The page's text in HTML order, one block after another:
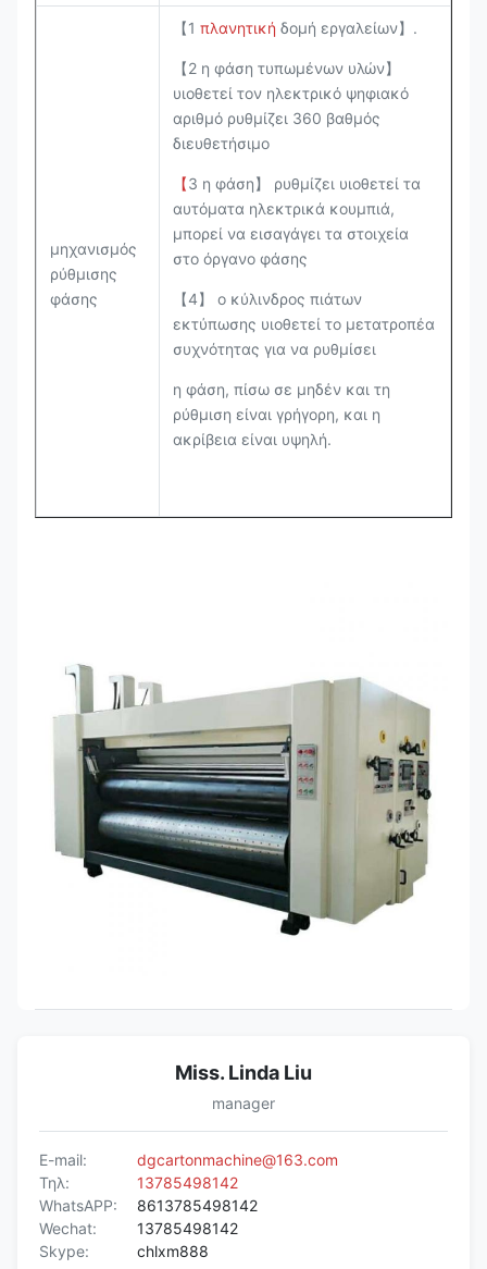
μηχανισμός
ρύθμισης
φάσης
【1 πλανητική δομή εργαλείων】.
【2 η φάση τυπωμένων υλών】
υιοθετεί τον ηλεκτρικό ψηφιακό
αριθμό ρυθμίζει 360 βαθμός
διευθετήσιμο
【3 η φάση】 ρυθμίζει υιοθετεί τα
αυτόματα ηλεκτρικά κουμπιά,
μπορεί να εισαγάγει τα στοιχεία
στο όργανο φάσης
【4】 ο κύλινδρος πιάτων
εκτύπωσης υιοθετεί το μετατροπέα
συχνότητας για να ρυθμίσει
η φάση, πίσω σε μηδέν και τη
ρύθμιση είναι γρήγορη, και η
ακρίβεια είναι υψηλή.
Miss. Linda Liu
manager
E-mail:
dgcartonmachine@163.com
Τηλ:
13785498142
WhatsAPP:
8613785498142
Wechat:
13785498142
Skype:
chlxm888